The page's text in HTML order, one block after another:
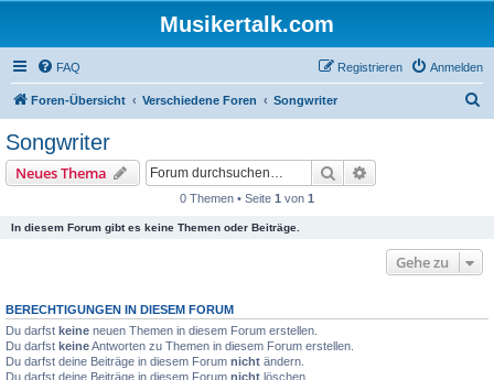
Musikertalk.com
FAQ Anmelden
Registrieren
Foren-Übersicht Verschiedene Foren Songwriter
Songwriter
Neues Thema Suche
0 Themen • Seite 1 von 1
In diesem Forum gibt es keine Themen oder Beiträge.
Gehe zu
BERECHTIGUNGEN IN DIESEM FORUM
Du darfst keine neuen Themen in diesem Forum erstellen.
Du darfst keineAntworten zu Themen in diesem Forum erstellen.
Du darfst deine Beiträge in diesem Forum nicht ändern.
Du darfst deine Beiträge in diesem Forum nicht löschen.